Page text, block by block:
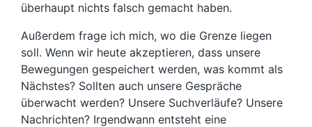
überhaupt nichts falsch gemacht haben.
Außerdem frage ich mich, wo die Grenze liegen
soll. Wenn wir heute akzeptieren, dass unsere
Bewegungen gespeichert werden, was kommt als
Nächstes? Sollten auch unsere Gespräche
überwacht werden? Unsere Suchverläufe? Unsere
Nachrichten? Irgendwann entsteht eine